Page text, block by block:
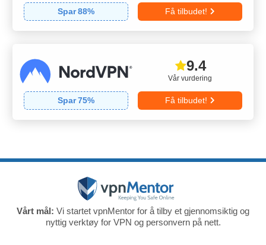
Spar88% Få tilbudet!
Vår vurdering
9.4
Spar75% Få tilbudet!
Vårt mål: Vi startet vpnMentor for å tilby et gjennomsiktig og
nyttig verktøy for VPN og personvern på nett.